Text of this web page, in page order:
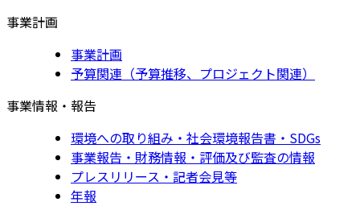
事業計画
事業計画
予算関連（予算推移、プロジェクト関連）
事業情報・報告
環境への取り組み・社会環境報告書・SDGs
事業報告・財務情報・評価及び監査の情報
プレスリリース・記者会見等
年報